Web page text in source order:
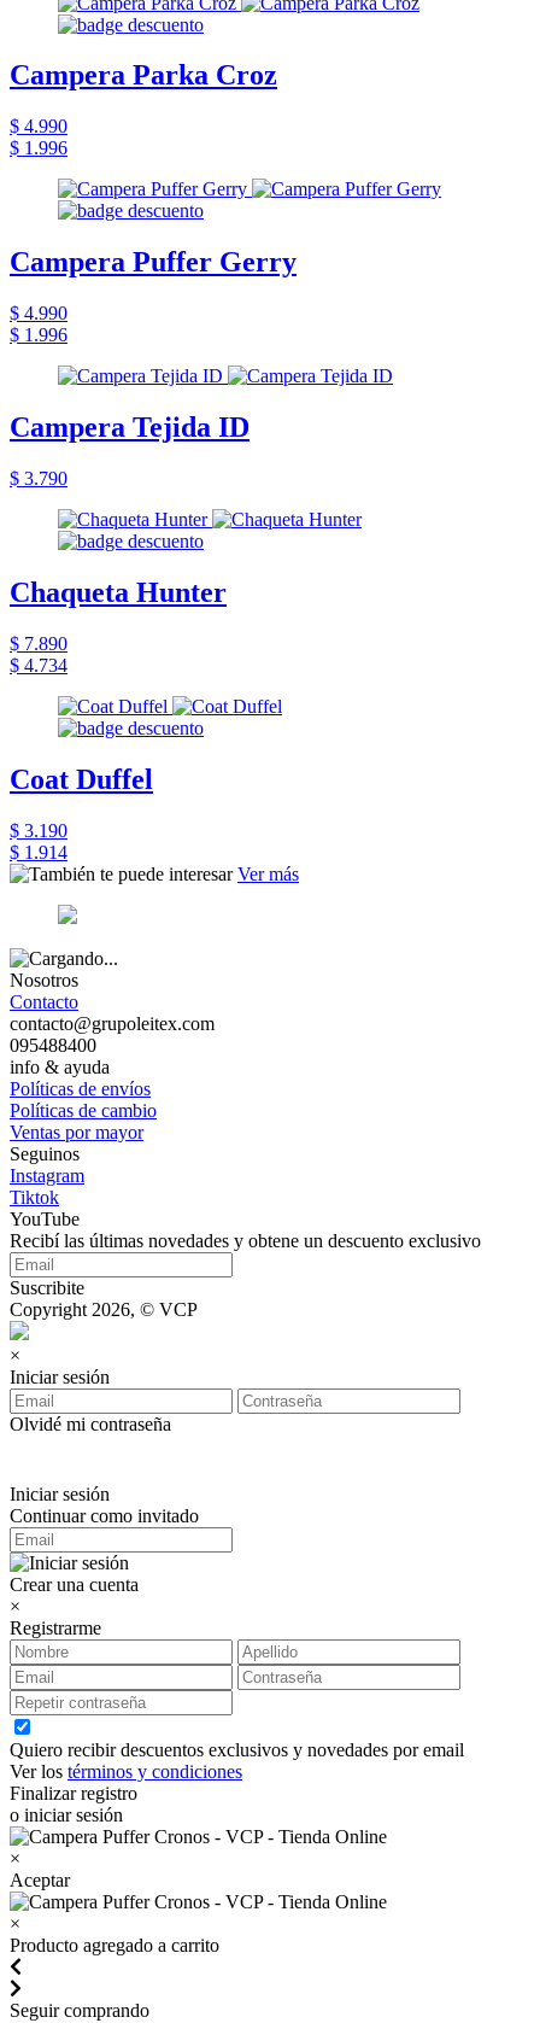
Campera Parka Croz
$ 4.990
$ 1.996
Campera Puffer Gerry
$ 4.990
$ 1.996
Campera Tejida ID
$ 3.790
Chaqueta Hunter
$ 7.890
$ 4.734
Coat Duffel
$ 3.190
$ 1.914
Ver más
Nosotros
Contacto
contacto@grupoleitex.com
095488400
info & ayuda
Políticas de envíos
Políticas de cambio
Ventas por mayor
Seguinos
Instagram
Tiktok
YouTube
Recibí las últimas novedades y obtene un descuento exclusivo
Suscribite
Copyright 2026, © VCP
×
Iniciar sesión
Olvidé mi contraseña
Iniciar sesión
Continuar como invitado
Crear una cuenta
×
Registrarme
Quiero recibir descuentos exclusivos y novedades por email
Ver los términos y condiciones
Finalizar registro
o iniciar sesión
×
Aceptar
×
Producto agregado a carrito
Seguir comprando